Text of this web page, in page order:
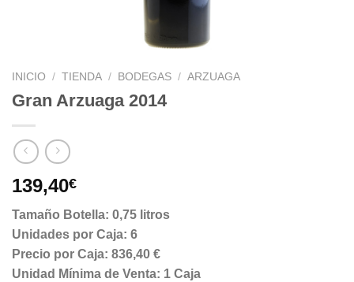
INICIO / TIENDA / BODEGAS / ARZUAGA
Gran Arzuaga 2014
139,40€
Tamaño Botella: 0,75 litros
Unidades por Caja: 6
Precio por Caja: 836,40 €
Unidad Mínima de Venta: 1 Caja